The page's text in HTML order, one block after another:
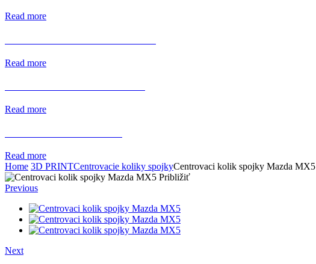
Read more
Read more
Read more
Read more
Home 3D PRINTCentrovacie koliky spojkyCentrovaci kolik spojky Mazda MX5
Približiť
Previous
Next